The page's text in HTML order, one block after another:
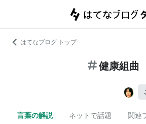
はてなブログ トップ
健康組曲
言葉の解説 ネットで話題 関連